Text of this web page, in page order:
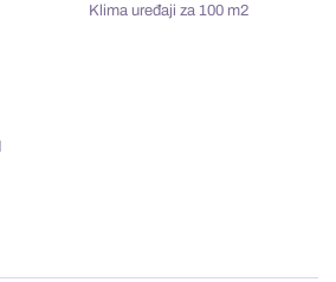
Klima uređaji za 100 m2